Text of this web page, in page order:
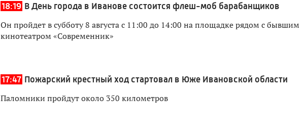
18:19 В День города в Иванове состоится флеш-моб барабанщиков
Он пройдет в субботу 8 августа с 11:00 до 14:00 на площадке рядом с бывшим
кинотеатром «Современник»
17:47 Пожарский крестный ход стартовал в Юже Ивановской области
Паломники пройдут около 350 километров